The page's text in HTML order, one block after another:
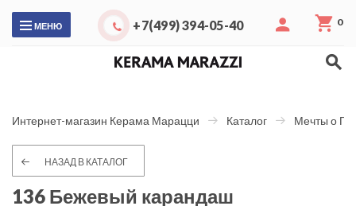
МЕНЮ +7(499) 394-05-40 0
Интернет-магазин Керама Марацци Каталог Мечты о
НАЗАД В КАТАЛОГ
136 Бежевый карандаш